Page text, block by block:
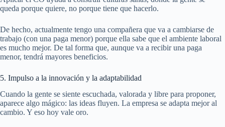
queda porque quiere, no porque tiene que hacerlo.
De hecho, actualmente tengo una compañera que va a cambiarse de
trabajo (con una paga menor) porque ella sabe que el ambiente laboral
es mucho mejor. De tal forma que, aunque va a recibir una paga
menor, tendrá mayores beneficios.
5. Impulso a la innovación y la adaptabilidad
Cuando la gente se siente escuchada, valorada y libre para proponer,
aparece algo mágico: las ideas fluyen. La empresa se adapta mejor al
cambio. Y eso hoy vale oro.